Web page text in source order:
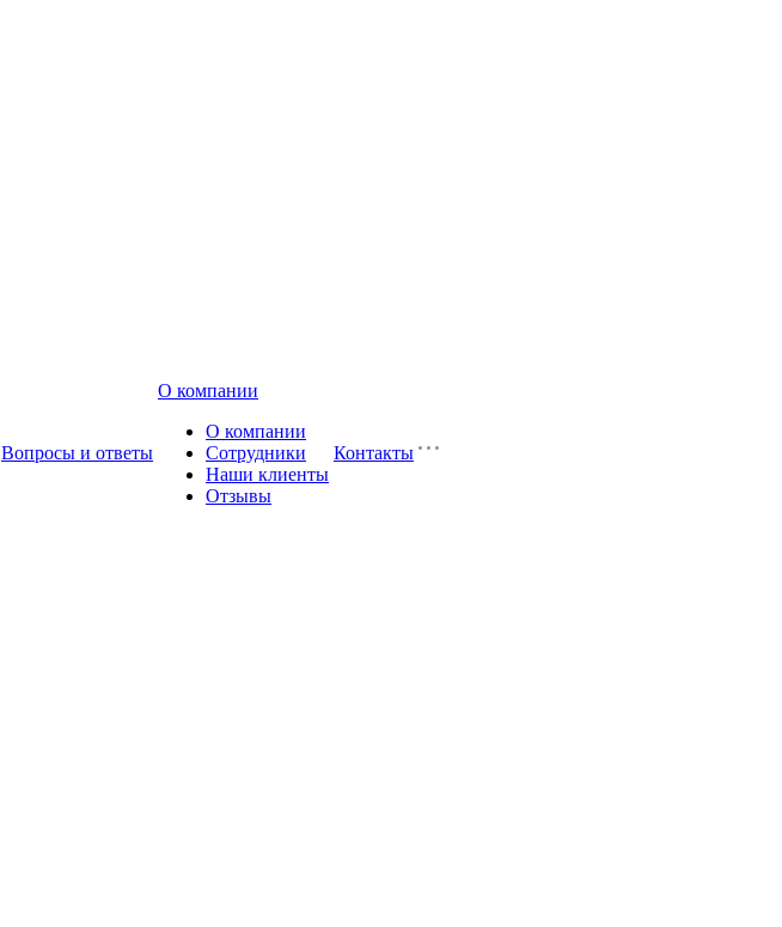
Вопросы и ответы
О компании
О компании
Сотрудники
Наши клиенты
Отзывы
Контакты